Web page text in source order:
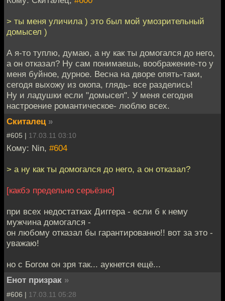
> ты меня уличила ) это был мой умозрительный
домысел )
А я-то туплю, думаю, а ну как ты домогался до него,
а он отказал? Ну сам понимаешь, воображение-то у
меня буйное, дурное. Весна на дворе опять-таки,
сегодя выхожу из окопа, глядь- все разделись!
Ну и ладушки если "домысел". У меня сегодня
настроение романтическое- люблю всех.
Скиталец »
#605 | 17.03.11 03:10
Кому: Nin, #604
> а ну как ты домогался до него, а он отказал?
[какбэ предельно серьёзно]
при всех недостатках Диггера - если б к нему
мужчина домогался -
он любому отказал бы гарантированно!! вот за это -
уважаю!
но с Богом он зря так... аукнется ещё...
Енот призрак »
#606 | 17.03.11 05:28